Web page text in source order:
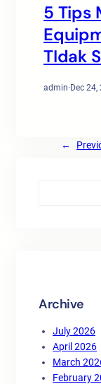
5 Tips
TIdak
admin·Dec 24,
←
Archive
July 2026
April 2026
March
February